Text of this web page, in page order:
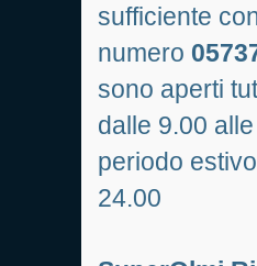
sufficiente
numero
sono aperti
dalle 9.00
periodo
24.00